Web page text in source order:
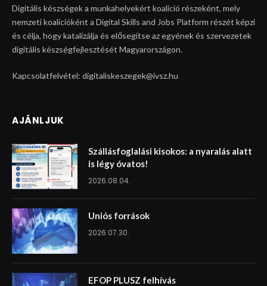
Digitális készségek a munkahelyekért koalíció részeként, mely
nemzeti koalícióként a Digital Skills and Jobs Platform részét képzi
és célja, hogy katalizálja és elősegítse az egyének és szervezetek
digitális készségfejlesztését Magyarországon.
Kapcsolatfelvétel: digitaliskeszegek@ivsz.hu
AJÁNLJUK
Szállásfoglalási kisokos: a nyaralás alatt
is légy óvatos!
2026.08.04.
Uniós források
2026.07.30.
EFOP PLUSZ felhívás